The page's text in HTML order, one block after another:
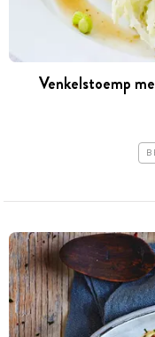
Venkelstoemp